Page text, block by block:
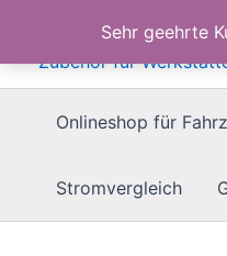
Sehr geehrte
springen
Onlineshop für
Stromvergleich